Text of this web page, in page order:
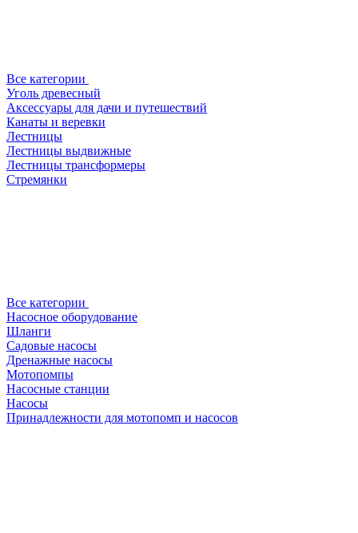
Все категории
Уголь древесный
Аксессуары для дачи и путешествий
Канаты и веревки
Лестницы
Лестницы выдвижные
Лестницы трансформеры
Стремянки
Все категории
Насосное оборудование
Шланги
Садовые насосы
Дренажные насосы
Мотопомпы
Насосные станции
Насосы
Принадлежности для мотопомп и насосов